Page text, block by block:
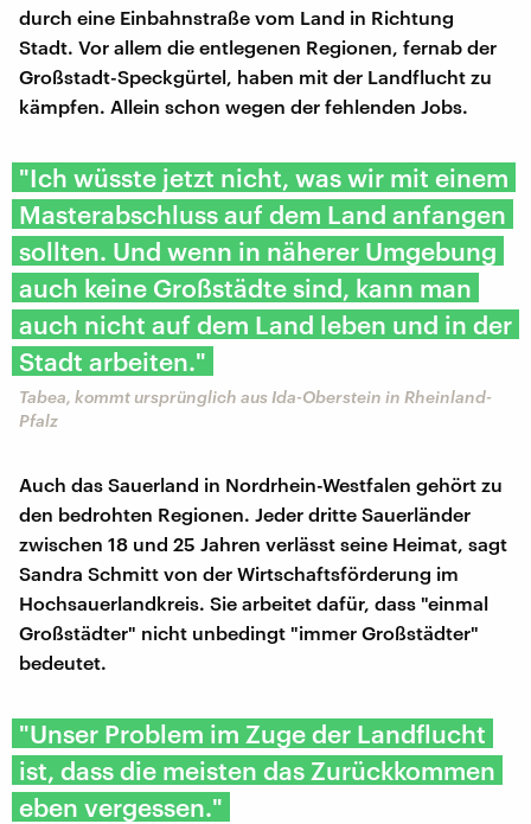
durch eine Einbahnstraße vom Land in Richtung
Stadt. Vor allem die entlegenen Regionen, fernab der
Großstadt-Speckgürtel, haben mit der Landflucht zu
kämpfen. Allein schon wegen der fehlenden Jobs.
"Ich wüsste jetzt nicht, was wir mit einem
Masterabschluss auf dem Land anfangen
sollten. Und wenn in näherer Umgebung
auch keine Großstädte sind, kann man
auch nicht auf dem Land leben und in der
Stadt arbeiten."
Tabea, kommt ursprünglich aus Ida-Oberstein in Rheinland-
Pfalz
Auch das Sauerland in Nordrhein-Westfalen gehört zu
den bedrohten Regionen. Jeder dritte Sauerländer
zwischen 18 und 25 Jahren verlässt seine Heimat, sagt
Sandra Schmitt von der Wirtschaftsförderung im
Hochsauerlandkreis. Sie arbeitet dafür, dass "einmal
Großstädter" nicht unbedingt "immer Großstädter"
bedeutet.
"Unser Problem im Zuge der Landflucht
ist, dass die meisten das Zurückkommen
eben vergessen."